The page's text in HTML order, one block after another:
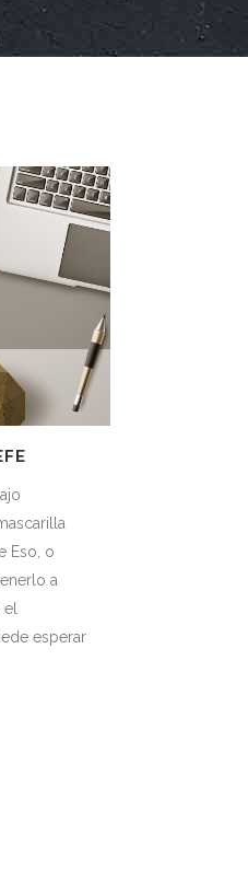
Eso, o
a
esperar